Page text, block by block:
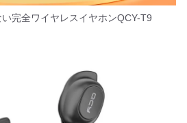
完全ワイヤレスイヤホンQCY-T9